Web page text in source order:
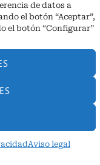
de datos a
el botón “Aceptar”,
el botón “Configurar”
Aviso legal
porBabait Technology